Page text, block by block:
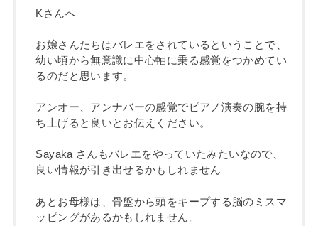
Kさんへ
お嬢さんたちはバレエをされているということで、
幼い頃から無意識に中心軸に乗る感覚をつかめてい
るのだと思います。
アンオー、アンナバーの感覚でピアノ演奏の腕を持
ち上げると良いとお伝えください。
Sayaka さんもバレエをやっていたみたいなので、
良い情報が引き出せるかもしれません
あとお母様は、骨盤から頭をキープする脳のミスマ
ッピングがあるかもしれません。